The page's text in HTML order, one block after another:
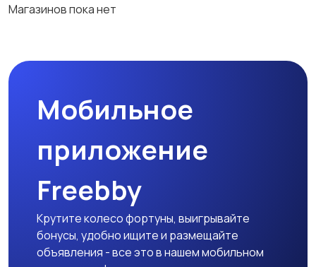
Магазинов пока нет
Мобильное
приложение
Freebby
Крутите колесо фортуны, выигрывайте
бонусы, удобно ищите и размещайте
объявления - все это в нашем мобильном